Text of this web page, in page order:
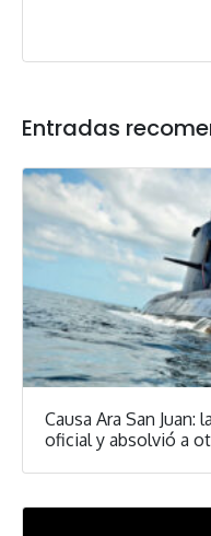
Entradas
Causa Ara San
oficial y absolvió a